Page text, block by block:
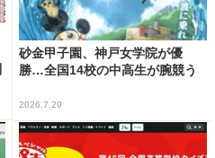
砂金甲子園、神戸女学院が優
勝…全国14校の中高生が腕競う
2026.7.29